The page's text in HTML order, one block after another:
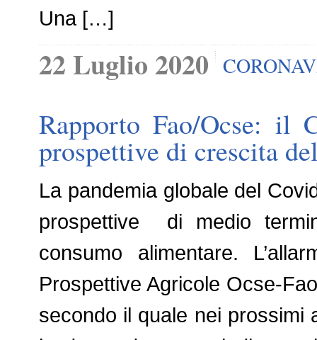
Una […]
22 Luglio 2020
Rapporto Fao/Ocse: il
prospettive di crescita
La pandemia globale del
prospettive di medio
consumo alimentare.
Prospettive Agricole Ocse-
secondo il quale nei